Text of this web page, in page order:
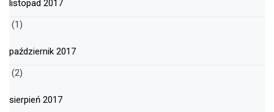
listopad 2017
(1)
październik 2017
(2)
sierpień 2017